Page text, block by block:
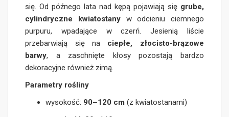
się. Od późnego lata nad kępą pojawiają się grube,
cylindryczne kwiatostanyw odcieniu ciemnego
purpuru, wpadające w czerń. Jesienią liście
przebarwiają się na ciepłe, złocisto-brązowe
barwy, a zaschnięte kłosy pozostają bardzo
dekoracyjne również zimą.
Parametry rośliny
wysokość: 90–120 cm (z kwiatostanami)